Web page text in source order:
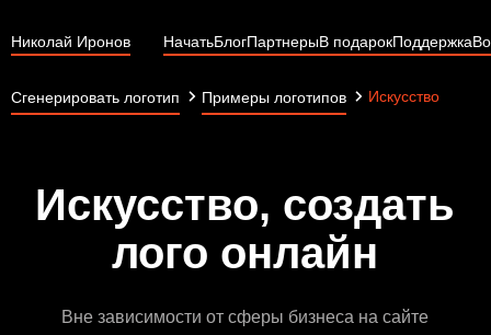
Николай Иронов НачатьБлогПартнерыВ подарокПоддержка
Сгенерировать логотип Примеры логотипов Искусство
Искусство, создать
лого онлайн
Вне зависимости от сферы бизнеса на сайте